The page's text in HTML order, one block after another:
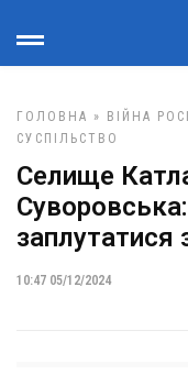
ГОЛОВНА » ВІЙНА
СУСПІЛЬСТВО
Селище
заплутатися
10:47 05/12/2024